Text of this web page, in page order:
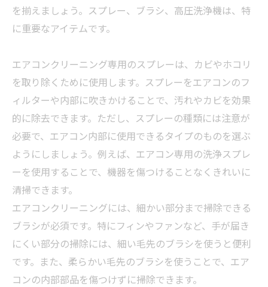
を揃えましょう。スプレー、ブラシ、高圧洗浄機は、特
に重要なアイテムです。
エアコンクリーニング専用のスプレーは、カビやホコリ
を取り除くために使用します。スプレーをエアコンのフ
ィルターや内部に吹きかけることで、汚れやカビを効果
的に除去できます。ただし、スプレーの種類には注意が
必要で、エアコン内部に使用できるタイプのものを選ぶ
ようにしましょう。例えば、エアコン専用の洗浄スプレ
ーを使用することで、機器を傷つけることなくきれいに
清掃できます。
エアコンクリーニングには、細かい部分まで掃除できる
ブラシが必須です。特にフィンやファンなど、手が届き
にくい部分の掃除には、細い毛先のブラシを使うと便利
です。また、柔らかい毛先のブラシを使うことで、エア
コンの内部部品を傷つけずに掃除できます。